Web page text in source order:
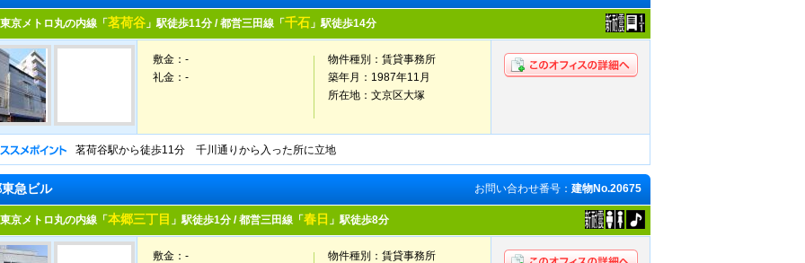
東京メトロ丸の内線「 茗荷谷 」駅徒歩11分 / 都営三田線「 千石 」駅徒歩14分
物件種別： 賃貸事務所
敷金：-
築年月： 1987年11月
礼金：-
所在地： 文京区大塚
茗荷谷駅から徒歩11分 千川通りから入った所に立地
急ビル お問い合わせ番号： 建物No.20675
東京メトロ丸の内線「 本郷三丁目 」駅徒歩1分 / 都営三田線「 春日 」駅徒歩8分
物件種別： 賃貸事務所
敷金：-